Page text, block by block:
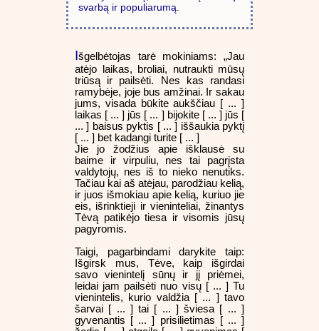
svarbą ir populiarumą.
Išgelbėtojas tarė mokiniams: „Jau
atėjo laikas, broliai, nutraukti mūsų
triūsą ir pailsėti. Nes kas randasi
ramybėje, joje bus amžinai. Ir sakau
jums, visada būkite aukščiau [ ... ]
laikas [ ... ] jūs [ ... ] bijokite [ ... ] jūs [
... ] baisus pyktis [ ... ] iššaukia pyktį
[ ... ] bet kadangi turite [ ... ]
Jie jo žodžius apie išklausė su
baime ir virpuliu, nes tai pagrįsta
valdytojų, nes iš to nieko nenutiks.
Tačiau kai aš atėjau, parodžiau kelią,
ir juos išmokiau apie kelią, kuriuo jie
eis, išrinktieji ir vieninteliai, žinantys
Tėvą patikėjo tiesa ir visomis jūsų
pagyromis.
Taigi, pagarbindami darykite taip:
Išgirsk mus, Tėve, kaip išgirdai
savo vienintelį sūnų ir jį priėmei,
leidai jam pailsėti nuo visų [ ... ] Tu
vienintelis, kurio valdžia [ ... ] tavo
šarvai [ ... ] tai [ ... ] šviesa [ ... ]
gyvenantis [ ... ] prisilietimas [ ... ]